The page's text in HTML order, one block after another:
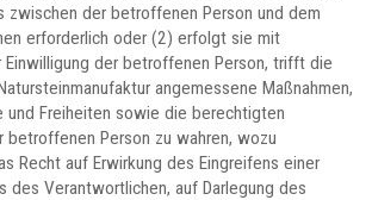
zwischen der betroffenen Person und dem
erforderlich oder (2) erfolgt sie mit
Einwilligung der betroffenen Person, trifft die
angemessene Maßnahmen,
und Freiheiten sowie die berechtigten
betroffenen Person zu wahren, wozu
Recht auf Erwirkung des Eingreifens einer
des Verantwortlichen, auf Darlegung des